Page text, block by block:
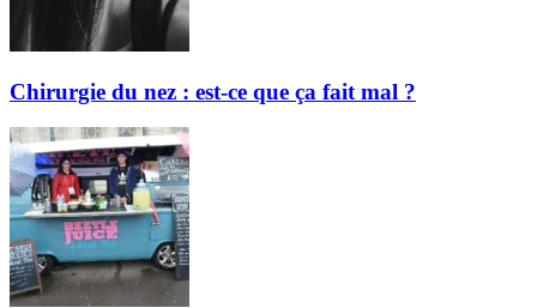
Chirurgie du nez : est-ce que ça fait mal ?